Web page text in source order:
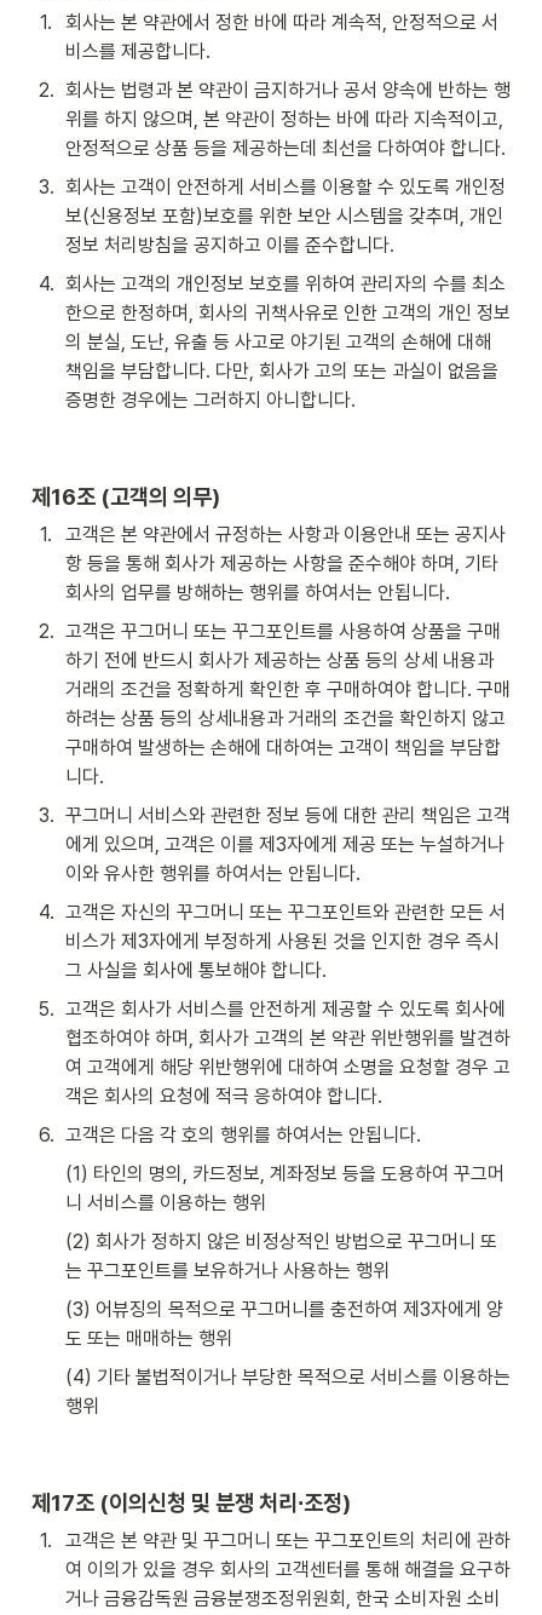
1.
회사는 본 약관에서 정한 바에 따라 계속적, 안정적으로 서
비스를 제공합니다.
2. 회사는 법령과 본 약관이 금지하거나 공서 양속에 반하는 행
위를 하지 않으며, 본 약관이 정하는 바에 따라 지속적이고,
안정적으로 상품 등을 제공하는데 최선을 다하여야 합니다.
3. 회사는 고객이 안전하게 서비스를 이용할 수 있도록 개인정
보(신용정보 포함)보호를 위한 보안 시스템을 갖추며, 개인
정보 처리방침을 공지하고 이를 준수합니다.
4. 회사는 고객의 개인정보 보호를 위하여 관리자의 수를 최소
한으로 한정하며, 회사의 귀책사유로 인한 고객의 개인 정보
의 분실, 도난, 유출 등 사고로 야기된 고객의 손해에 대해
책임을 부담합니다. 다만, 회사가 고의 또는 과실이 없음을
증명한 경우에는 그러하지 아니합니다.
제16조 (고객의 의무)
1.
고객은 본 약관에서 규정하는 사항과 이용안내 또는 공지사
항 등을 통해 회사가 제공하는 사항을 준수해야 하며, 기타
회사의 업무를 방해하는 행위를 하여서는 안됩니다.
2. 고객은 꾸그머니 또는 꾸그포인트를 사용하여 상품을 구매
하기 전에 반드시 회사가 제공하는 상품 등의 상세 내용과
거래의 조건을 정확하게 확인한 후 구매하여야 합니다. 구매
하려는 상품 등의 상세내용과 거래의 조건을 확인하지 않고
구매하여 발생하는 손해에 대하여는 고객이 책임을 부담합
니다.
3. 꾸그머니 서비스와 관련한 정보 등에 대한 관리 책임은 고객
에게 있으며, 고객은 이를 제3자에게 제공 또는 누설하거나
이와 유사한 행위를 하여서는 안됩니다.
4. 고객은 자신의 꾸그머니 또는 꾸그포인트와 관련한 모든 서
비스가 제3자에게 부정하게 사용된 것을 인지한 경우 즉시
그 사실을 회사에 통보해야 합니다.
5. 고객은 회사가 서비스를 안전하게 제공할 수 있도록 회사에
협조하여야 하며, 회사가 고객의 본 약관 위반행위를 발견하
여 고객에게 해당 위반행위에 대하여 소명을 요청할 경우 고
객은 회사의 요청에 적극 응하여야 합니다.
6. 고객은 다음 각 호의 행위를 하여서는 안됩니다.
(1) 타인의 명의, 카드정보, 계좌정보 등을 도용하여 꾸그머
니 서비스를 이용하는 행위
(2) 회사가 정하지 않은 비정상적인 방법으로 꾸그머니 또
는 꾸그포인트를 보유하거나 사용하는 행위
(3) 어뷰징의 목적으로 꾸그머니를 충전하여 제3자에게 양
도 또는 매매하는 행위
(4) 기타 불법적이거나 부당한 목적으로 서비스를 이용하는
행위
제17조 (이의신청 및 분쟁 처리∙조정)
1.
고객은 본 약관 및 꾸그머니 또는 꾸그포인트의 처리에 관하
여 이의가 있을 경우 회사의 고객센터를 통해 해결을 요구하
거나 금융감독원 금융분쟁조정위원회, 한국 소비자원 소비